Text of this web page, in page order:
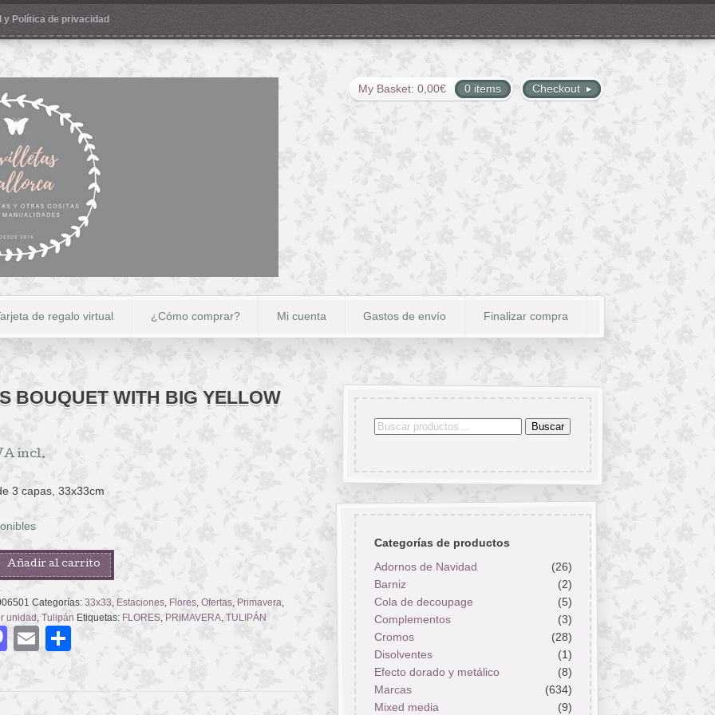
y Política de privacidad
Checkout
My Basket: 0,00€ 0 items
de regalo virtual ¿Cómo comprar? Mi cuenta Gastos de envío Finalizar compra
BOUQUET WITH BIG YELLOW
incl.
3 capas, 33x33cm
Añadir al carrito
Categorías: 33x33, Estaciones, Flores, Ofertas, Primavera
unidad Tulipán Etiquetas: FLORES, PRIMAVERA, TULIPÁN
Mastodon
EmailCompartir
Buscar
Buscar
Categorías de productos
Adornos de Navidad
(26)
Barniz
(2)
Cola de decoupage
(5)
Complementos
(3)
Cromos
(28)
Disolventes
(1)
Efecto dorado y metálico
(8)
Marcas
(634)
Mixed media
(9)